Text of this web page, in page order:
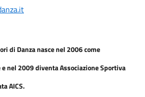
di Danzanasce nel 2006 come
nel 2009 diventa Associazione Sportiva
AICS.